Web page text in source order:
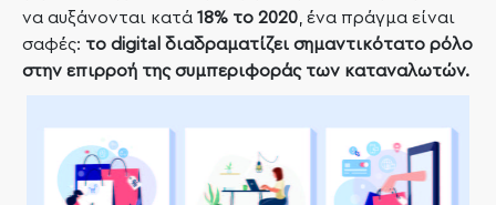
να αυξάνονται κατά 18% το 2020, ένα πράγμα είναι
σαφές: το digital διαδραματίζει σημαντικότατο ρόλο
στην επιρροή της συμπεριφοράς των καταναλωτών.